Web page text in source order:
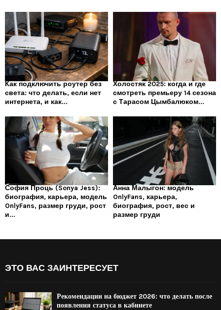
Как подключить роутер без
света: что делать, если нет
интернета, и как...
Холостяк 2025: когда и где
смотреть премьеру 14 сезона
с Тарасом Цымбалюком...
София Проць (Sonya Jess):
биография, карьера, модель
OnlyFans, размер груди, рост
и...
Анна Малыгон: модель
OnlyFans, карьера,
биография, рост, вес и
размер груди
ЭТО ВАС ЗАИНТЕРЕСУЕТ
Рекомендации на бюджет 2026: что делать после
появления статуса в кабинете